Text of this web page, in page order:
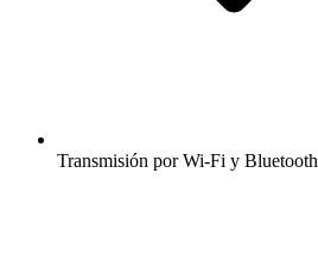
Transmisión por Wi-Fi y Bluetooth